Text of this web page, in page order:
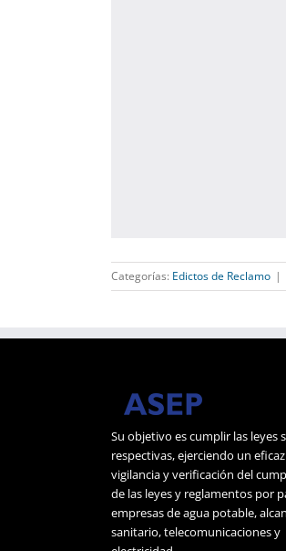
Categorías: Edictos de Reclamo |
Su objetivo es cumplir las leyes
respectivas, ejerciendo un
vigilancia y verificación del
de las leyes y reglamentos por
empresas de agua potable,
sanitario, telecomunicaciones y